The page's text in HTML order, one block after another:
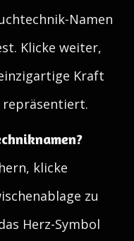
Namen
Klicke weiter,
Kraft
repräsentiert.
klicke
zu
Herz-Symbol